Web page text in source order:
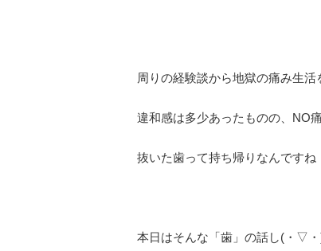
周りの経験談から地獄の痛み生
違和感は多少あったものの、 NO
抜いた歯って持ち帰りなんですね
本日はそんな「歯」の話し( ・▽・